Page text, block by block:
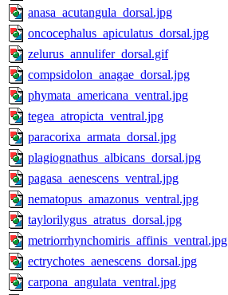
anasa_acutangula_dorsal.jpg
oncocephalus_apiculatus_dorsal.jpg
zelurus_annulifer_dorsal.gif
compsidolon_anagae_dorsal.jpg
phymata_americana_ventral.jpg
tegea_atropicta_ventral.jpg
paracorixa_armata_dorsal.jpg
plagiognathus_albicans_dorsal.jpg
pagasa_aenescens_ventral.jpg
nematopus_amazonus_ventral.jpg
taylorilygus_atratus_dorsal.jpg
metriorrhynchomiris_affinis_ventral.jpg
ectrychotes_aenescens_dorsal.jpg
carpona_angulata_ventral.jpg